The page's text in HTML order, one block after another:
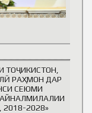
ТОҶИКИСТОН,
РАҲМОН ДАР
СЕЮМИ
2028»